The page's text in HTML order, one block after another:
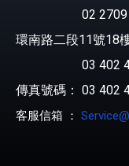
02 2709
環南路二段11號18
03 402
傳真號碼： 03 402
客服信箱 ：